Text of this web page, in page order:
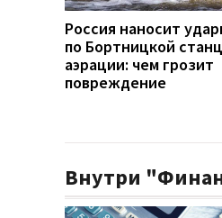
Россия наносит
по Бортницкой
аэрации: чем грозит
повреждение
Внутри